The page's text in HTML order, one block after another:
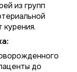
из групп
курения.
до